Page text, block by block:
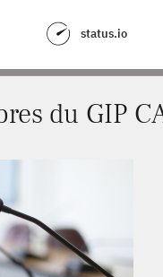
status.io
du GIP